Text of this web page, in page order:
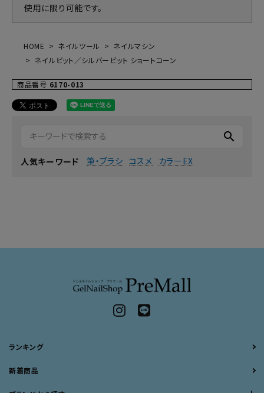
使用に限り可能です。
HOME ネイルツール
ネイルマシン
ネイルビット／シルバービット ショートコーン
商品番号 6170-013
search
人気キーワード 筆・ブラシ コスメ カラーEX
ランキング
新着商品